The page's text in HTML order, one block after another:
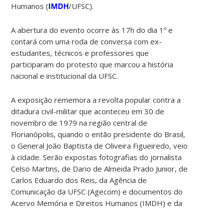
Humanos (IMDH/UFSC).
A abertura do evento ocorre às 17h do dia 1º e
contará com uma roda de conversa com ex-
estudantes, técnicos e professores que
participaram do protesto que marcou a história
nacional e institucional da UFSC.
A exposição rememora a revolta popular contra a
ditadura civil-militar que aconteceu em 30 de
novembro de 1979 na região central de
Florianópolis, quando o então presidente do Brasil,
o General João Baptista de Oliveira Figueiredo, veio
à cidade. Serão expostas fotografias do jornalista
Celso Martins, de Dario de Almeida Prado Junior, de
Carlos Eduardo dos Reis, da Agência de
Comunicação da UFSC (Agecom) e documentos do
Acervo Memória e Direitos Humanos (IMDH) e da